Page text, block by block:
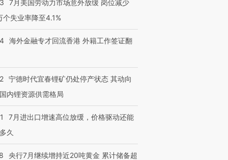
“链”接产
【特别呈现】寻找100种
有意思的生活方式·第三对
CFO：不靠规模取胜，华
7月美国劳动力市场意外放缓 岗位减少
个失业率降至4.1%
海外金融专才回流香港 外籍工作签证翻
宁德时代宜春锂矿仍处停产状态 其动向
内锂资源供需格局
7月进出口增速高位放缓，价格驱动还能
久
央行7月继续增持近20吨黄金 累计储备超